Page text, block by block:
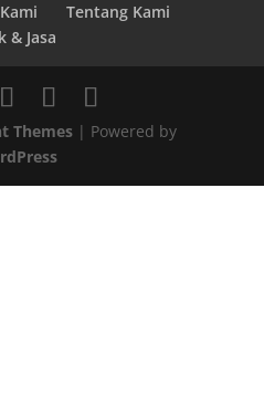
Tentang Kami
& Jasa
Themes| Powered by